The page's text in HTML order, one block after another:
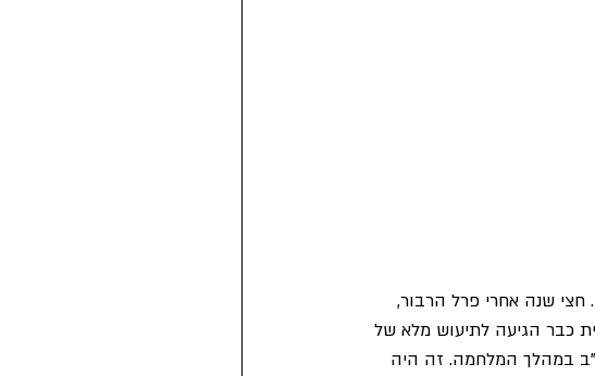
לעניין עולמי. חצי שנה אחרי פרל הרבור,
כבר הגיעה לתיעוש מלא של
במהלך המלחמה. זה היה